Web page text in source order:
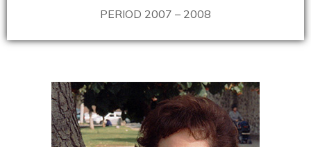
PERIOD 2007 – 2008